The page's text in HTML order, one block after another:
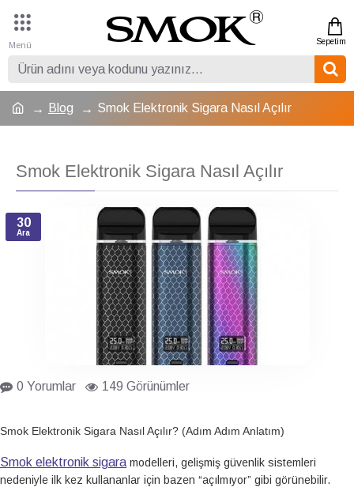
Blog Smok Elektronik Sigara Nasıl Açılır
Smok Elektronik Sigara Nasıl Açılır
30
Ara
0 Yorumlar 149 Görünümler
Smok Elektronik Sigara Nasıl Açılır? (Adım Adım Anlatım)
Smok elektronik sigara modelleri, gelişmiş güvenlik sistemleri
nedeniyle ilk kez kullananlar için bazen “açılmıyor” gibi görünebilir.